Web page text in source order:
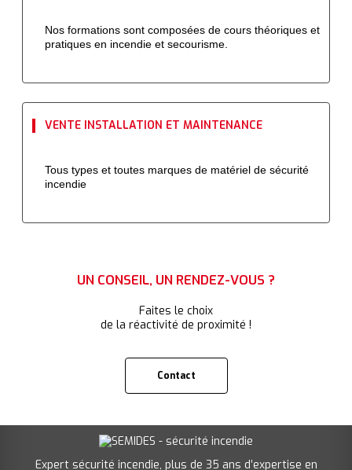
Nos formations sont composées de cours théoriques et
pratiques en incendie et secourisme.
VENTE INSTALLATION ET MAINTENANCE
Tous types et toutes marques de matériel de sécurité
incendie
UN CONSEIL, UN RENDEZ-VOUS ?
Faites le choix
de la réactivité de proximité !
Contact
Expert sécurité incendie, plus de 35 ans d’expertise en